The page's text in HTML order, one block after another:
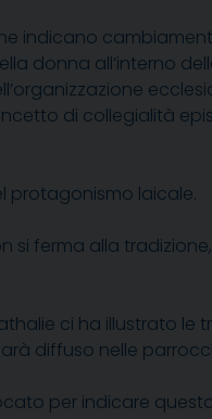
indicano
donna all’interno
di collegialità
protagonismo laicale.
si ferma alla
ci ha illustrato
diffuso nelle
per indicare